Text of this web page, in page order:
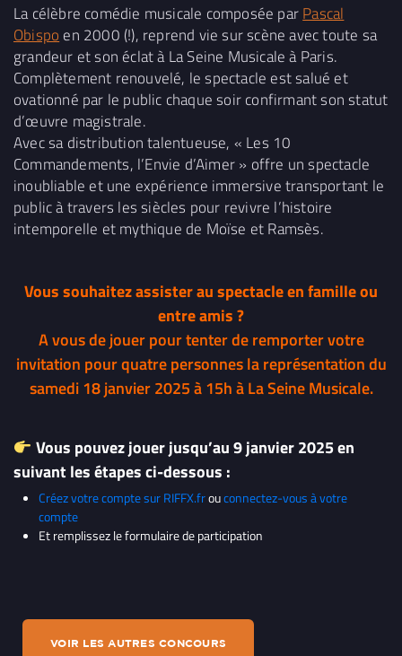
La célèbre comédie musicale composée par Pascal
Obispo en 2000 (!), reprend vie sur scène avec toute sa
grandeur et son éclat à La Seine Musicale à Paris.
Complètement renouvelé, le spectacle est salué et
ovationné par le public chaque soir confirmant son statut
d’œuvre magistrale.
Avec sa distribution talentueuse, « Les 10
Commandements, l’Envie d’Aimer » offre un spectacle
inoubliable et une expérience immersive transportant le
public à travers les siècles pour revivre l’histoire
intemporelle et mythique de Moïse et Ramsès.
Vous souhaitez assister au spectacle en famille ou
entre amis ?
A vous de jouer pour tenter de remporter votre
invitation pour quatre personnes la représentation du
samedi 18 janvier 2025 à 15h à La Seine Musicale.
Vous pouvez jouer jusqu’au 9 janvier 2025 en
suivant les étapes ci-dessous :
Créez votre compte sur RIFFX.frouconnectez-vous à votre
compte
Et remplissez le formulaire de participation
VOIR LES AUTRES CONCOURS